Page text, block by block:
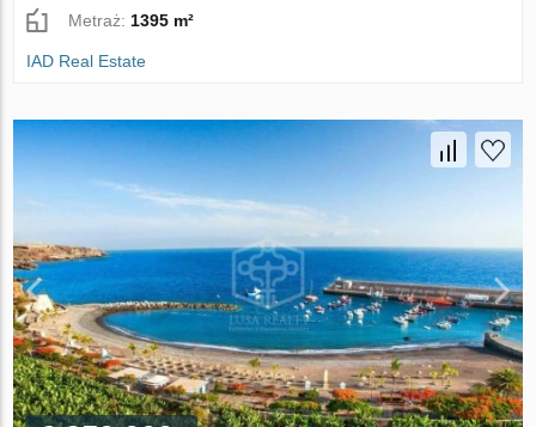
Metraż: 1395 m²
IAD Real Estate